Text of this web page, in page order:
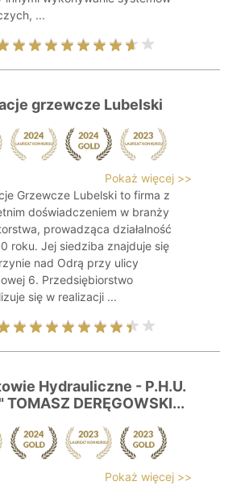
...
grzewcze Lubelski
Pokaż więcej >>
Grzewcze Lubelski to firma z
doświadczeniem w branży
prowadząca działalność
roku. Jej siedziba znajduje się
nad Odrą przy ulicy
6. Przedsiębiorstwo
się w realizacji ...
Hydrauliczne - P.H.U.
TOMASZ DERĘGOWSKI...
Pokaż więcej >>